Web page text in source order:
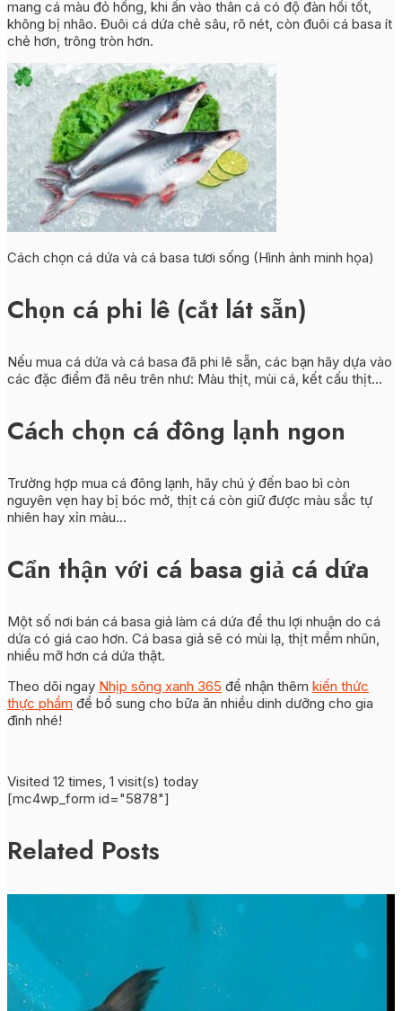
mang cá màu đỏ hồng, khi ấn vào thân cá có độ đàn hồi tốt,
không bị nhão. Đuôi cá dứa chẻ sâu, rõ nét, còn đuôi cá basa ít
chẻ hơn, trông tròn hơn.
Cách chọn cá dứa và cá basa tươi sống (Hình ảnh minh họa)
Chọn cá phi lê (cắt lát sẵn)
Nếu mua cá dứa và cá basa đã phi lê sẵn, các bạn hãy dựa vào
các đặc điểm đã nêu trên như: Màu thịt, mùi cá, kết cấu thịt…
Cách chọn cá đông lạnh ngon
Trường hợp mua cá đông lạnh, hãy chú ý đến bao bì còn
nguyên vẹn hay bị bóc mở, thịt cá còn giữ được màu sắc tự
nhiên hay xỉn màu…
Cẩn thận với cá basa giả cá dứa
Một số nơi bán cá basa giả làm cá dứa để thu lợi nhuận do cá
dứa có giá cao hơn. Cá basa giả sẽ có mùi lạ, thịt mềm nhũn,
nhiều mỡ hơn cá dứa thật.
Theo dõi ngay Nhịp sông xanh 365 để nhận thêm kiến thức
thực phẩm để bổ sung cho bữa ăn nhiều dinh dưỡng cho gia
đình nhé!
Visited 12 times, 1 visit(s) today
[mc4wp_form id="5878"]
Related Posts